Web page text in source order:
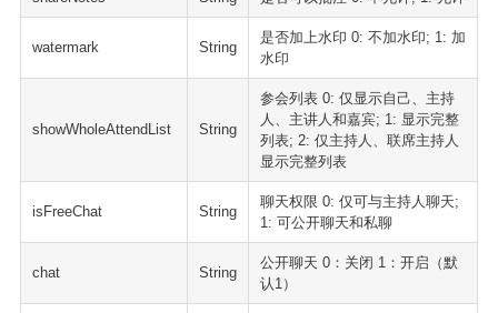
watermark String
是否加上水印 0: 不加水印; 1: 加
水印
showWholeAttendList String
参会列表 0: 仅显示自己、主持
人、主讲人和嘉宾; 1: 显示完整
列表; 2: 仅主持人、联席主持人
显示完整列表
isFreeChat String
聊天权限 0: 仅可与主持人聊天;
1: 可公开聊天和私聊
chat String
公开聊天 0：关闭 1：开启（默
认1）